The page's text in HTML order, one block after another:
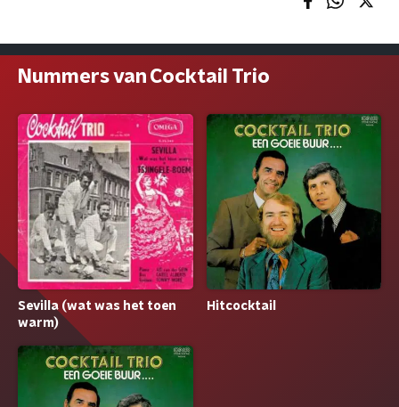
Nummers van Cocktail Trio
Sevilla (wat was het toen
warm)
Hitcocktail